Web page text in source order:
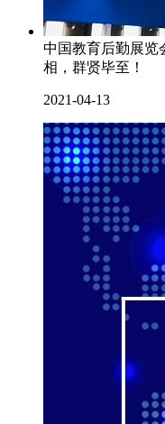
中国教育后勤展览
相，群贤毕至！
2021-04-13